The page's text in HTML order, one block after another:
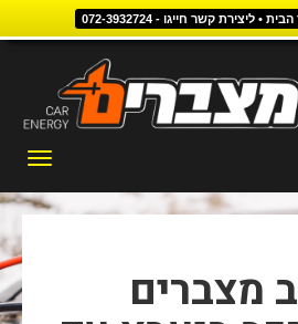
קשר חייגו - 072-3932724
מצברים